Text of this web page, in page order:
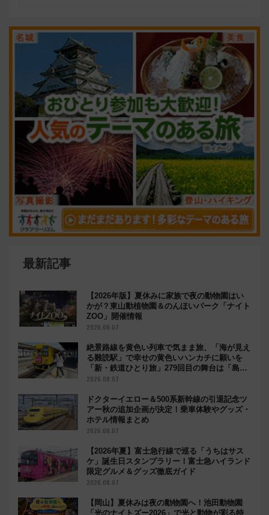
最新記事
【2026年版】夏休みに家族で夜の動物園はい
かが？東山動植物園＆のんほいパーク「ナイト
ZOO」開催情報
2026.08.07
絶景路線を黄色い列車で気まま旅、「海が見え
る難読駅」で幸せの黄色いハンカチに願いを
「新・鉄道ひとり旅」279回目の舞台は「島原
鉄道」
2026.08.07
ドクターイエロー＆500系新幹線の引退記念ツ
アー秋の追加企画が決定！乗車体験やグッズ・
ホテル情報まとめ
2026.08.07
【2026年夏】富士急行線で巡る「うちはサス
ケ」誕生日スタンプラリー！富士急ハイランド
限定グルメ＆グッズ徹底ガイド
2026.08.07
【岡山】夏休みは夜の動物園へ！池田動物園
「光のナイトズー2026」で光と動物が彩る特